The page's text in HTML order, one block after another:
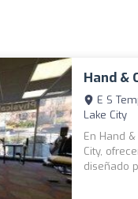
Hand &
E S
Lake City
En Hand
City,
diseñado